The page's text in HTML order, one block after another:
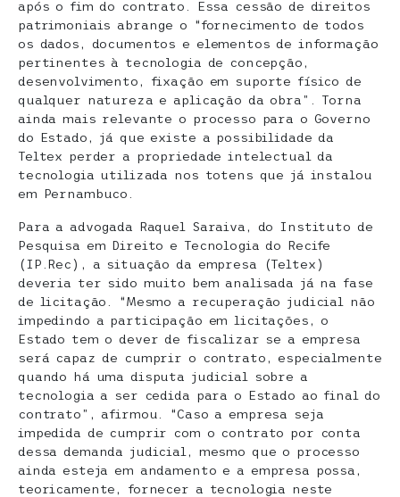
após o fim do contrato. Essa cessão de direitos
patrimoniais abrange o “fornecimento de todos
os dados, documentos e elementos de informação
pertinentes à tecnologia de concepção,
desenvolvimento, fixação em suporte físico de
qualquer natureza e aplicação da obra”. Torna
ainda mais relevante o processo para o Governo
do Estado, já que existe a possibilidade da
Teltex perder a propriedade intelectual da
tecnologia utilizada nos totens que já instalou
em Pernambuco.
Para a advogada Raquel Saraiva, do Instituto de
Pesquisa em Direito e Tecnologia do Recife
(IP.Rec), a situação da empresa (Teltex)
deveria ter sido muito bem analisada já na fase
de licitação. “Mesmo a recuperação judicial não
impedindo a participação em licitações, o
Estado tem o dever de fiscalizar se a empresa
será capaz de cumprir o contrato, especialmente
quando há uma disputa judicial sobre a
tecnologia a ser cedida para o Estado ao final do
contrato”, afirmou. “Caso a empresa seja
impedida de cumprir com o contrato por conta
dessa demanda judicial, mesmo que o processo
ainda esteja em andamento e a empresa possa,
teoricamente, fornecer a tecnologia neste